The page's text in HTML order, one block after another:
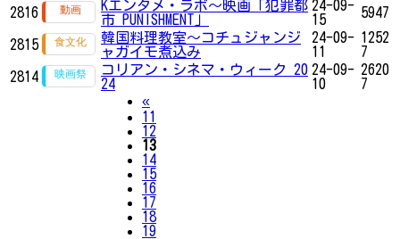
2816
Kエンタメ・ラボ～映画「犯罪都
市 PUNISHMENT」
24-09-
15
5947
2815
韓国料理教室～コチュジャンジ
ャガイモ煮込み
24-09-
11
1252
7
2814
コリアン・シネマ・ウィーク 20
24
24-09-
10
2620
7
«Previous
11
12
13
14
15
16
17
18
19